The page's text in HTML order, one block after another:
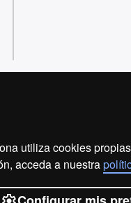
utiliza cookies
acceda a nuestra